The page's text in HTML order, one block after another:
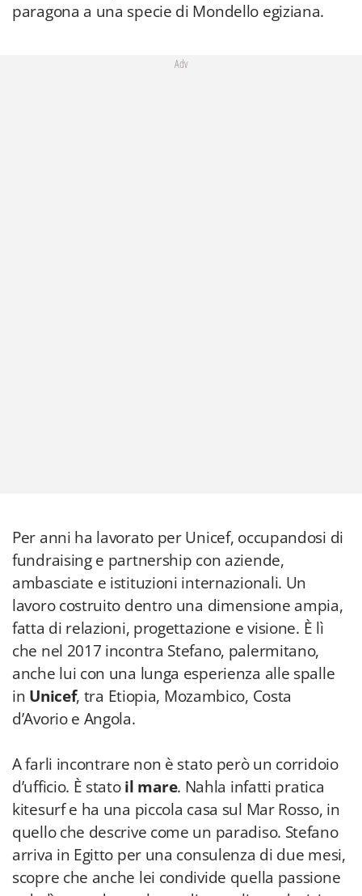
paragona a una specie di Mondello egiziana.
Adv
Per anni ha lavorato per Unicef, occupandosi di
fundraising e partnership con aziende,
ambasciate e istituzioni internazionali. Un
lavoro costruito dentro una dimensione ampia,
fatta di relazioni, progettazione e visione. È lì
che nel 2017 incontra Stefano, palermitano,
anche lui con una lunga esperienza alle spalle
in Unicef, tra Etiopia, Mozambico, Costa
d’Avorio e Angola.
A farli incontrare non è stato però un corridoio
d’ufficio. È statoil mare. Nahla infatti pratica
kitesurf e ha una piccola casa sul Mar Rosso, in
quello che descrive come un paradiso. Stefano
arriva in Egitto per una consulenza di due mesi,
scopre che anche lei condivide quella passione